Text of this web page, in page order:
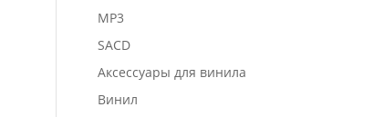
MP3
SACD
Аксессуары для винила
Винил